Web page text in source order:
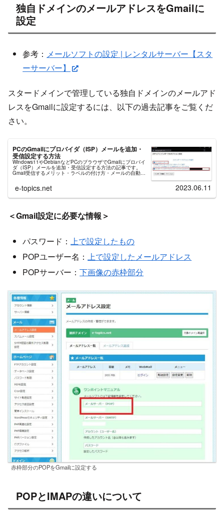
独自ドメインのメールアドレスをGmailに
設定
参考： メールソフトの設定 | レンタルサーバー【スタ
ーサーバー】
スタードメインで管理している独自ドメインのメールアド
レスをGmailに設定するには、以下の過去記事をご覧くだ
さい。
PCのGmailにプロバイダ（ISP）メールを追加・
受信設定する方法
Windows11やDebianなどPCのブラウザでGmailにプロバイ
ダ（ISP）メールを追加・受信設定する方法の記事です。
Gmail受信するメリット・ラベルの付け方・メールの自動振
り分け・フィルタ作成、などの方法を豊富な画像で説明。
e-topics.net 2023.06.11
＜Gmail設定に必要な情報＞
パスワード：上で設定したもの
POPユーザー名：上で設定したメールアドレス
POPサーバー：下画像の赤枠部分
赤枠部分のPOPをGmailに設定する
POPとIMAPの違いについて